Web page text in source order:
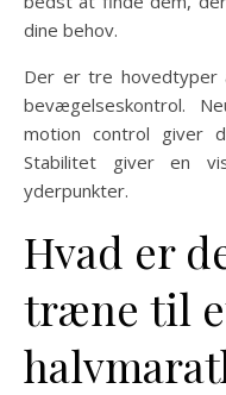
dine behov.
Der er tre hovedtyper
bevægelseskontrol.
motion control giver
Stabilitet giver en
yderpunkter.
Hvad er
træne til